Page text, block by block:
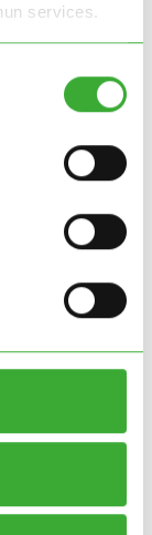
services.
die naadloos
systemen.
en
systeem
zorgt voor
maken